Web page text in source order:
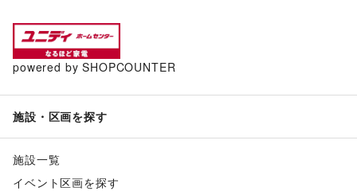
powered by SHOPCOUNTER
施設・区画を探す
施設一覧
イベント区画を探す